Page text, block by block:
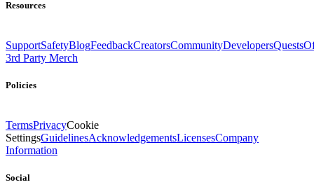
Resources
SupportSafetyBlogFeedbackCreatorsCommunityDevelopersQuests
3rd Party Merch
Policies
TermsPrivacyCookie
SettingsGuidelinesAcknowledgementsLicensesCompany
Information
Social